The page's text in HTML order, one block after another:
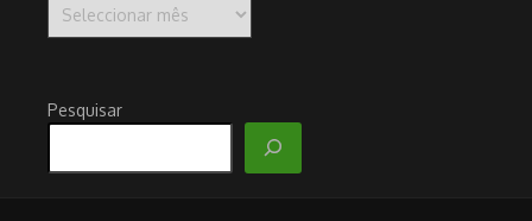
Pesquisar